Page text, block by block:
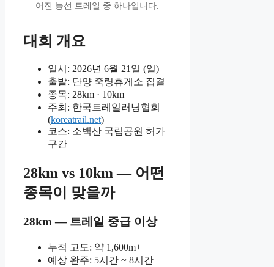
어진 능선 트레일 중 하나입니다.
대회 개요
일시: 2026년 6월 21일 (일)
출발: 단양 죽령휴게소 집결
종목: 28km · 10km
주최: 한국트레일러닝협회
(koreatrail.net)
코스: 소백산 국립공원 허가
구간
28km vs 10km — 어떤
종목이 맞을까
28km — 트레일 중급 이상
누적 고도: 약 1,600m+
예상 완주: 5시간 ~ 8시간